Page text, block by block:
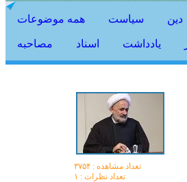
همه موضوعات سیاست دین
مصاحبه اسناد يادداشت
تعداد مشاهده :‌ ۳۷۵۴
تعداد نظرات : ۱